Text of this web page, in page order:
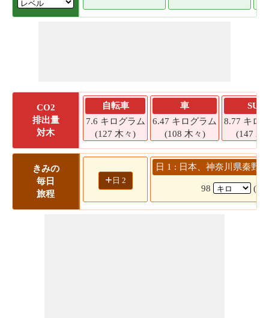
CO2
排出量
対木
自転車
7.6 キログラム
(127 木々)
車
6.47 キログラム
(108 木々)
SUV
8.77 キロ
(147 木
きみの
毎日
旅程
+ 日 2
日 1 : 日本、神奈川県秦野
98 (1